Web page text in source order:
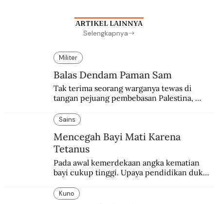
ARTIKEL LAINNYA
Selengkapnya
Militer
Balas Dendam Paman Sam
Tak terima seorang warganya tewas di
tangan pejuang pembebasan Palestina,
pembalasan.
Sains
Mencegah Bayi Mati Karena
Tetanus
Pada awal kemerdekaan angka kematian
bayi cukup tinggi. Upaya pendidikan dukun
Kuno